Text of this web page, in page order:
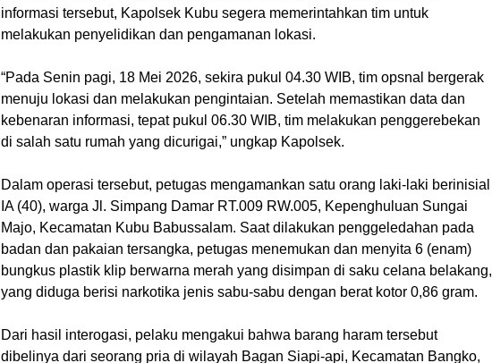
informasi tersebut, Kapolsek Kubu segera memerintahkan tim untuk
melakukan penyelidikan dan pengamanan lokasi.
“Pada Senin pagi, 18 Mei 2026, sekira pukul 04.30 WIB, tim opsnal bergerak
menuju lokasi dan melakukan pengintaian. Setelah memastikan data dan
kebenaran informasi, tepat pukul 06.30 WIB, tim melakukan penggerebekan
di salah satu rumah yang dicurigai,” ungkap Kapolsek.
Dalam operasi tersebut, petugas mengamankan satu orang laki-laki berinisial
IA (40), warga Jl. Simpang Damar RT.009 RW.005, Kepenghuluan Sungai
Majo, Kecamatan Kubu Babussalam. Saat dilakukan penggeledahan pada
badan dan pakaian tersangka, petugas menemukan dan menyita 6 (enam)
bungkus plastik klip berwarna merah yang disimpan di saku celana belakang,
yang diduga berisi narkotika jenis sabu-sabu dengan berat kotor 0,86 gram.
Dari hasil interogasi, pelaku mengakui bahwa barang haram tersebut
dibelinya dari seorang pria di wilayah Bagan Siapi-api, Kecamatan Bangko,